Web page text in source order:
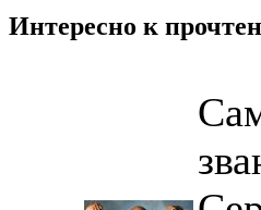
Интересно к